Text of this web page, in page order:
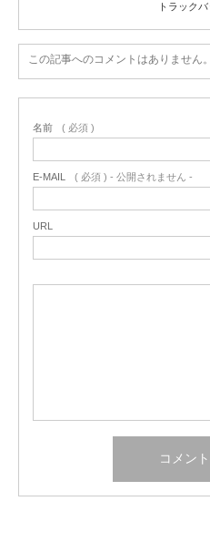
トラック
この記事へのコメントはありません。
名前 ( 必須 )
E-MAIL ( 必須 ) - 公開されません -
URL